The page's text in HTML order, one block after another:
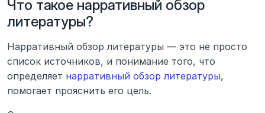
Что такое нарративный обзор
литературы?
Нарративный обзор литературы — это не просто
список источников, и понимание того, что
определяет нарративный обзор литературы,
помогает прояснить его цель.